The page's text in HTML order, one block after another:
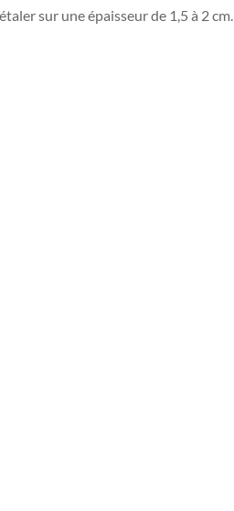
sur une épaisseur de 1,5 à 2 cm.